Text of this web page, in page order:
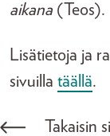
aikana (Teos).
Lisätietoja ja
sivuilla täällä.
Takaisin